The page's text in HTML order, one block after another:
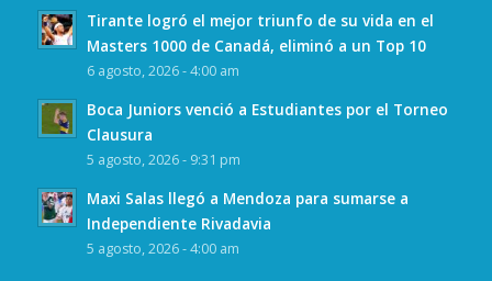
Tirante logró el mejor triunfo de su vida en el
Masters 1000 de Canadá, eliminó a un Top 10
6 agosto, 2026 - 4:00 am
Boca Juniors venció a Estudiantes por el Torneo
Clausura
5 agosto, 2026 - 9:31 pm
Maxi Salas llegó a Mendoza para sumarse a
Independiente Rivadavia
5 agosto, 2026 - 4:00 am